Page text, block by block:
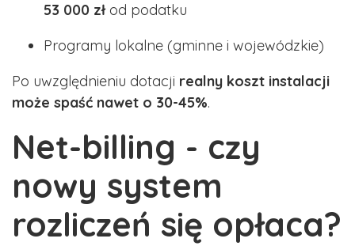
53 000 złod podatku
Programy lokalne (gminne i wojewódzkie)
Po uwzględnieniu dotacji realny koszt instalacji
może spaść nawet o 30-45%.
Net-billing - czy
nowy system
rozliczeń się opłaca?